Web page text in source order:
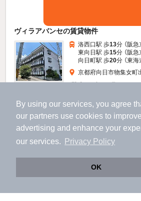
By using our services, you agree
our partners use cookies to improve
advertising and enhance your
our services.
Privacy Policy
OK
アプリに切り替えて、サクサクお
会員登録なしですぐ使える。マップ検
ヴィラアバンセの賃貸物件
洛西口駅 歩13分 （阪急
東向日駅 歩15分 （阪急
向日町駅 歩20分 （東海
京都府向日市物集女町
3階建 / 28年5ヶ月 / ALC
駐車場あり 駐輪場あり
7.5万円
（管理費5,000円）
敷 不要 礼 不要
2階 / 2LDK / 50.27㎡